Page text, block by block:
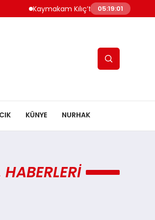
Kaymakam Kılıç’tan Kaymakam
05:19:01
KÜNYE NURHAK